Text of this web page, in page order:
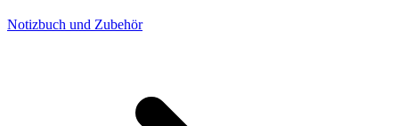
Notizbuch und Zubehör